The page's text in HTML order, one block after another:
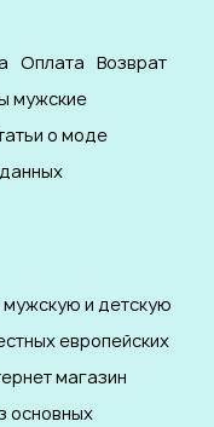
Оплата Возврат
мужские
о моде
и детскую
европейских
магазин
основных